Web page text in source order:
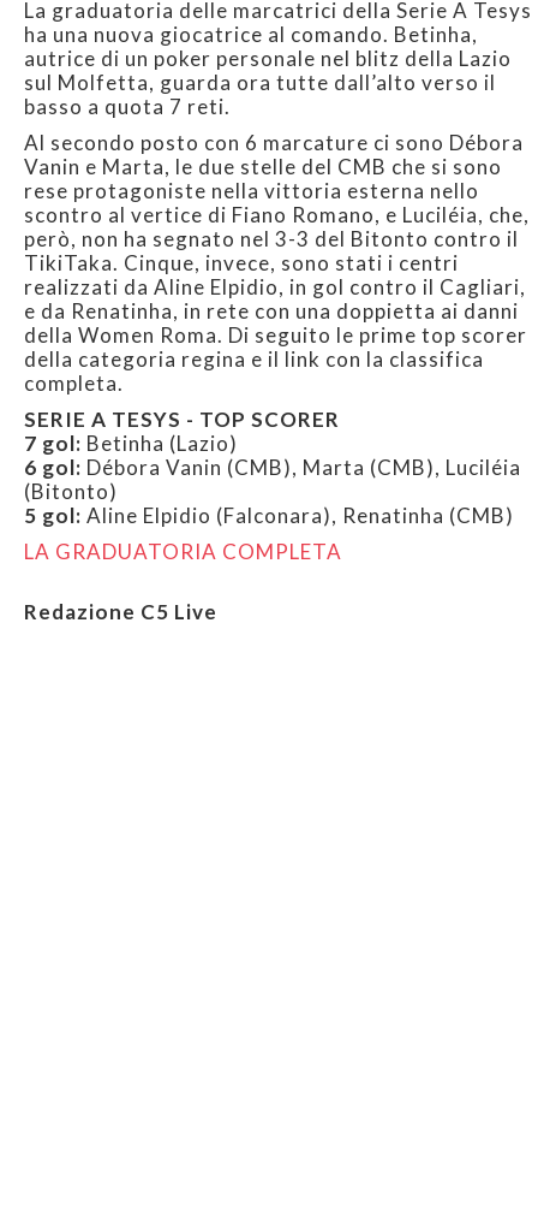
La graduatoria delle marcatrici della Serie A Tesys
ha una nuova giocatrice al comando. Betinha,
autrice di un poker personale nel blitz della Lazio
sul Molfetta, guarda ora tutte dall’alto verso il
basso a quota 7 reti.
Al secondo posto con 6 marcature ci sono Débora
Vanin e Marta, le due stelle del CMB che si sono
rese protagoniste nella vittoria esterna nello
scontro al vertice di Fiano Romano, e Luciléia, che,
però, non ha segnato nel 3-3 del Bitonto contro il
TikiTaka. Cinque, invece, sono stati i centri
realizzati da Aline Elpidio, in gol contro il Cagliari,
e da Renatinha, in rete con una doppietta ai danni
della Women Roma. Di seguito le prime top scorer
della categoria regina e il link con la classifica
completa.
SERIE A TESYS - TOP SCORER
7 gol: Betinha (Lazio)
6 gol: Débora Vanin (CMB), Marta (CMB), Luciléia
(Bitonto)
5 gol: Aline Elpidio (Falconara), Renatinha (CMB)
LA GRADUATORIA COMPLETA
Redazione C5 Live